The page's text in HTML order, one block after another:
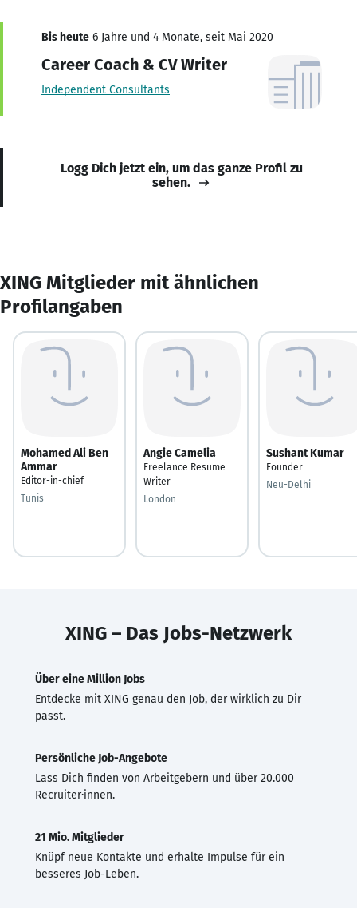
Bis heute 6 Jahre und 4 Monate, seit Mai 2020
Career Coach & CV Writer
Independent Consultants
Logg Dich jetzt ein, um das ganze Profil zu
sehen.
XING Mitglieder mit ähnlichen
Profilangaben
Mohamed Ali Ben
Ammar
Editor-in-chief
Tunis
Angie Camelia
Freelance Resume
Writer
London
Sushant Kumar
Founder
Neu-Delhi
XING – Das Jobs-Netzwerk
Über eine Million Jobs
Entdecke mit XING genau den Job, der wirklich zu Dir
passt.
Persönliche Job-Angebote
Lass Dich finden von Arbeitgebern und über 20.000
Recruiter·innen.
21 Mio. Mitglieder
Knüpf neue Kontakte und erhalte Impulse für ein
besseres Job-Leben.